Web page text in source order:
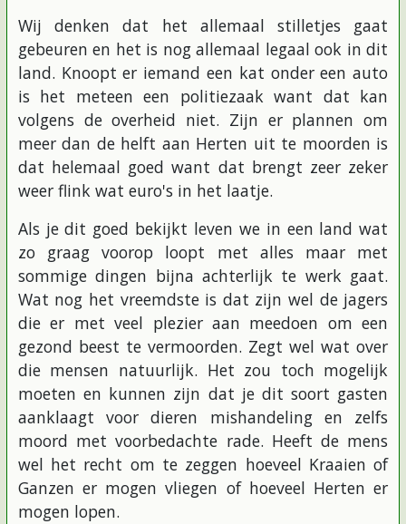
Wij denken dat het allemaal stilletjes gaat
gebeuren en het is nog allemaal legaal ook in dit
land. Knoopt er iemand een kat onder een auto
is het meteen een politiezaak want dat kan
volgens de overheid niet. Zijn er plannen om
meer dan de helft aan Herten uit te moorden is
dat helemaal goed want dat brengt zeer zeker
weer flink wat euro's in het laatje.
Als je dit goed bekijkt leven we in een land wat
zo graag voorop loopt met alles maar met
sommige dingen bijna achterlijk te werk gaat.
Wat nog het vreemdste is dat zijn wel de jagers
die er met veel plezier aan meedoen om een
gezond beest te vermoorden. Zegt wel wat over
die mensen natuurlijk. Het zou toch mogelijk
moeten en kunnen zijn dat je dit soort gasten
aanklaagt voor dieren mishandeling en zelfs
moord met voorbedachte rade. Heeft de mens
wel het recht om te zeggen hoeveel Kraaien of
Ganzen er mogen vliegen of hoeveel Herten er
mogen lopen.